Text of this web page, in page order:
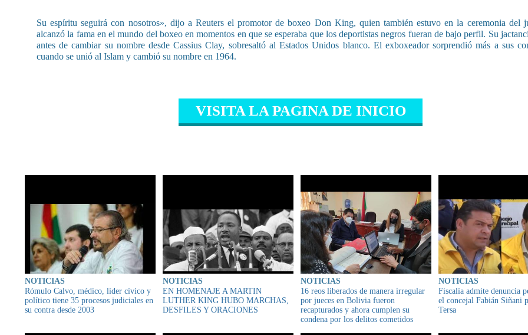
Su espíritu seguirá con nosotros», dijo a Reuters el promotor de boxeo Don King, quien también estuvo en la ceremonia del
alcanzó la fama en el mundo del boxeo en momentos en que se esperaba que los deportistas negros fueran de bajo perfil. Su
antes de cambiar su nombre desde Cassius Clay, sobresaltó al Estados Unidos blanco. El exboxeador sorprendió más a sus
cuando se unió al Islam y cambió su nombre en 1964.
VISITA LA PAGINA DE INICIO
NOTICIAS
Rómulo Calvo, médico, líder cívico y
político tiene 35 procesos judiciales en
su contra desde 2003
NOTICIAS
EN HOMENAJE A MARTIN
LUTHER KING HUBO MARCHAS,
DESFILES Y ORACIONES
NOTICIAS
16 reos liberados de manera irregular
por jueces en Bolivia fueron
recapturados y ahora cumplen su
condena por los delitos cometidos
NOTICIAS
Fiscalía admite denuncia
el concejal Fabián Siñani
Tersa